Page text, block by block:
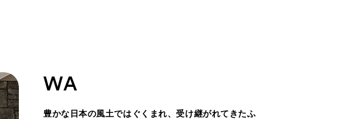
WA
豊かな日本の風土ではぐくまれ、受け継がれてきたふ